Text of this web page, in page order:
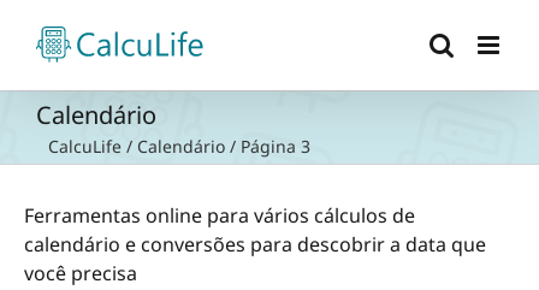
para
conteúdo
Calendário
CalcuLife / Calendário / Página 3
Ferramentas online para vários cálculos de
calendário e conversões para descobrir a data que
você precisa